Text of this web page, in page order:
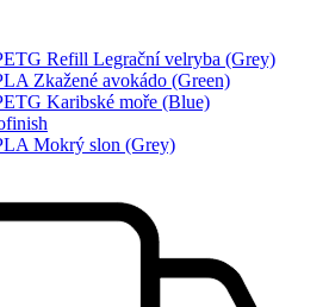
Refill Legrační velryba (Grey)
Zkažené avokádo (Green)
Karibské moře (Blue)
Mokrý slon (Grey)